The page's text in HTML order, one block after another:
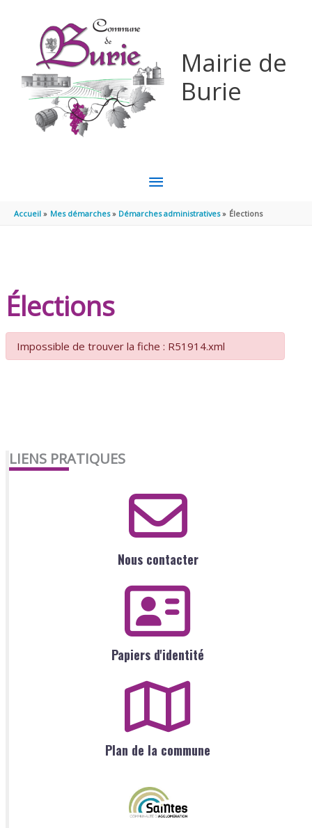
Mairie de
Burie
MENU
PRINCIPAL
Accueil Mes démarches Démarches administratives Élections
Élections
Impossible de trouver la fiche : R51914.xml
LIENS PRATIQUES
Nous contacter
Papiers d'identité
Plan de la commune